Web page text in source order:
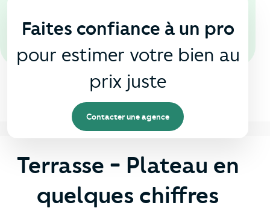
Faites confiance à un pro
pour estimer votre bien au
prix juste
Contacter une agence
Terrasse - Plateau en
quelques chiffres